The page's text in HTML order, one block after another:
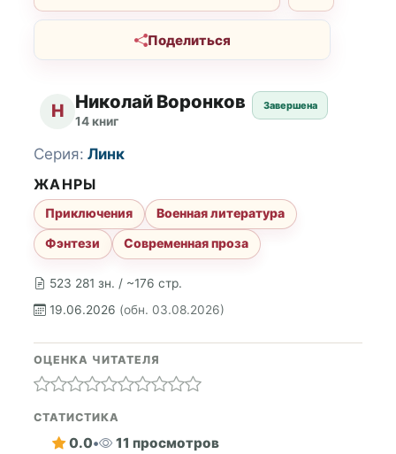
Поделиться
Н Николай Воронков
14 книг
Завершена
523 281 зн. / ~176 стр.
19.06.2026 (обн. 03.08.2026)
Серия: Линк
ЖАНРЫ
Приключения
Военная литература
Фэнтези
Современная проза
ОЦЕНКА ЧИТАТЕЛЯ
СТАТИСТИКА
0.0• 11 просмотров